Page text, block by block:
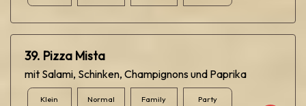
39. Pizza Mista
mit Salami, Schinken, Champignons und Paprika
Klein
Normal
Family
Party